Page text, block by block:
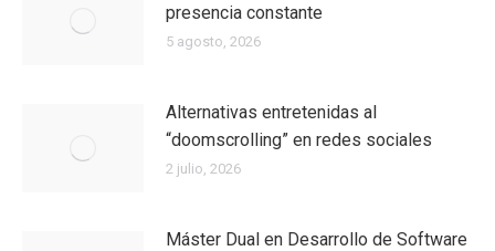
presencia constante
5 agosto, 2026
Alternativas entretenidas al
“doomscrolling” en redes sociales
2 julio, 2026
Máster Dual en Desarrollo de Software